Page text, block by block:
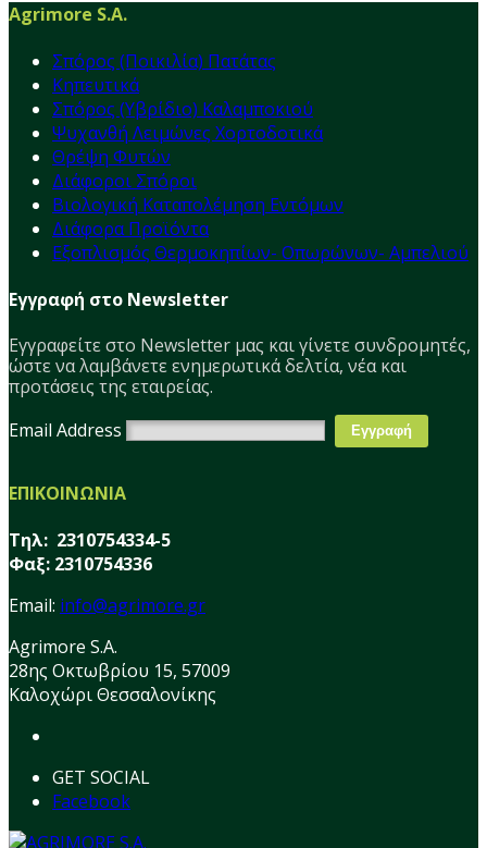
Agrimore S.A.
Σπόρος (Ποικιλία) Πατάτας
Κηπευτικά
Σπόρος (Υβρίδιο) Καλαμποκιού
Ψυχανθή Λειμώνες Χορτοδοτικά
Θρέψη Φυτών
Διάφοροι Σπόροι
Βιολογική Καταπολέμηση Εντόμων
Διάφορα Προϊόντα
Εξοπλισμός Θερμοκηπίων- Οπωρώνων- Αμπελιού
Εγγραφή στο Newsletter
Εγγραφείτε στο Νewsletter μας και γίνετε συνδρομητές,
ώστε να λαμβάνετε ενημερωτικά δελτία, νέα και
προτάσεις της εταιρείας.
Email Address
ΕΠΙΚΟΙΝΩΝΙΑ
Τηλ: 2310754334-5
Φαξ: 2310754336
Email: info@agrimore.gr
Agrimore S.A.
28ης Οκτωβρίου 15, 57009
Καλοχώρι Θεσσαλονίκης
GET SOCIAL
Facebook